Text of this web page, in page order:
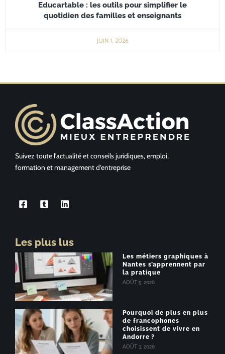
Educartable : les outils pour simplifier le
quotidien des familles et enseignants
JUIN 1, 2026
Suivez toute l’actualité et conseils juridiques, emploi,
formation et management d’entreprise
Les plus lus
Les métiers graphiques à
Nantes s’apprennent par
la pratique
AOÛT 5, 2026
Pourquoi de plus en plus
de francophones
choisissent de vivre en
Andorre ?
AOÛT 3, 2026